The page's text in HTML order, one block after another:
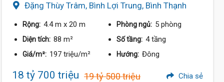
Đặng Thùy Trâm, Bình Lợi Trung, Bình Thạnh
Rộng: 4.4 m x 20 m Phòng ngủ: 5 phòng
Diện tích: 88 m² Số tầng: 4 tầng
Giá/m²: 197 triệu/m² Hướng: Đông
18 tỷ 700 triệu 19 tỷ 500 triệu Chia sẻ